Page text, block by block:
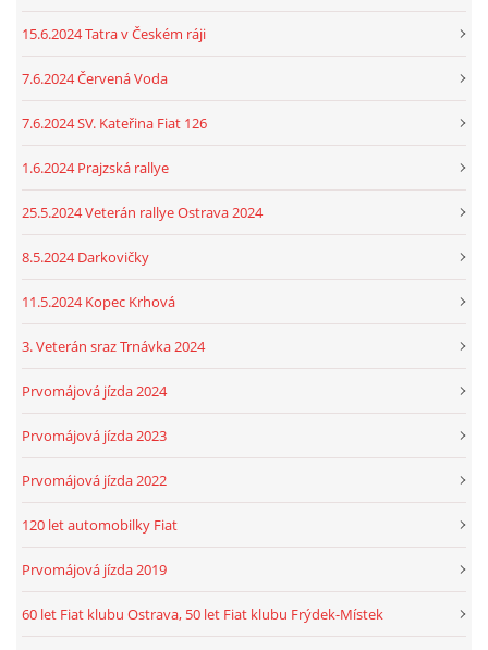
15.6.2024 Tatra v Českém ráji
7.6.2024 Červená Voda
7.6.2024 SV. Kateřina Fiat 126
1.6.2024 Prajzská rallye
25.5.2024 Veterán rallye Ostrava 2024
8.5.2024 Darkovičky
11.5.2024 Kopec Krhová
3. Veterán sraz Trnávka 2024
Prvomájová jízda 2024
Prvomájová jízda 2023
Prvomájová jízda 2022
120 let automobilky Fiat
Prvomájová jízda 2019
60 let Fiat klubu Ostrava, 50 let Fiat klubu Frýdek-Místek